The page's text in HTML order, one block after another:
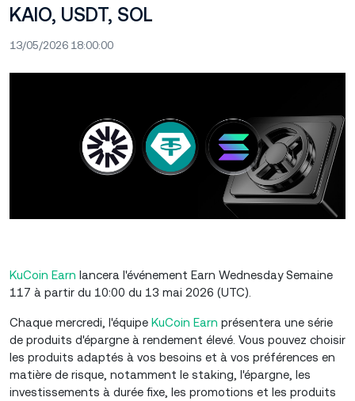
KAIO, USDT, SOL
13/05/2026 18:00:00
KuCoin Earn lancera l'événement Earn Wednesday Semaine
117 à partir du 10:00 du 13 mai 2026 (UTC).
Chaque mercredi, l'équipe KuCoin Earn présentera une série
de produits d'épargne à rendement élevé. Vous pouvez choisir
les produits adaptés à vos besoins et à vos préférences en
matière de risque, notamment le staking, l'épargne, les
investissements à durée fixe, les promotions et les produits